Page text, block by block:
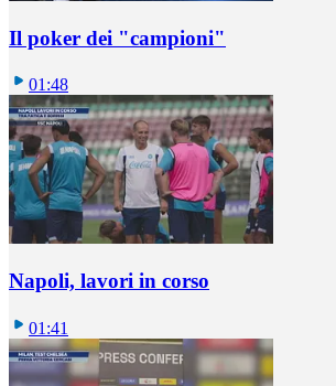
Il poker dei "campioni"
01:48
Napoli, lavori in corso
01:41